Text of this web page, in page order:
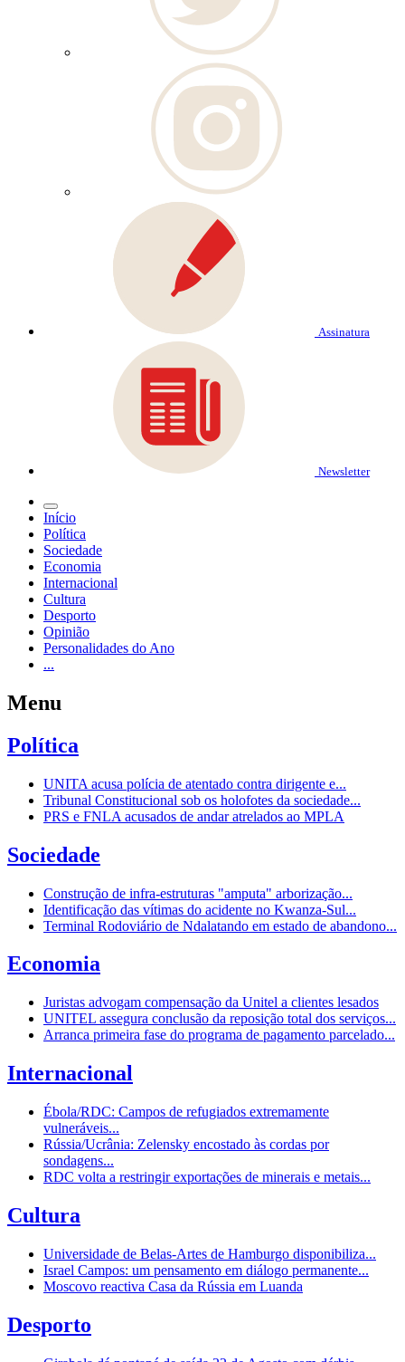
Assinatura
Newsletter
Início
Política
Sociedade
Economia
Internacional
Cultura
Desporto
Opinião
Personalidades do Ano
...
Menu
Política
UNITA acusa polícia de atentado contra dirigente e...
Tribunal Constitucional sob os holofotes da sociedade...
PRS e FNLA acusados de andar atrelados ao MPLA
Sociedade
Construção de infra-estruturas "amputa" arborização...
Identificação das vítimas do acidente no Kwanza-Sul...
Terminal Rodoviário de Ndalatando em estado de abandono...
Economia
Juristas advogam compensação da Unitel a clientes lesados
UNITEL assegura conclusão da reposição total dos serviços...
Arranca primeira fase do programa de pagamento parcelado...
Internacional
Ébola/RDC: Campos de refugiados extremamente
vulneráveis...
Rússia/Ucrânia: Zelensky encostado às cordas por
sondagens...
RDC volta a restringir exportações de minerais e metais...
Cultura
Universidade de Belas-Artes de Hamburgo disponibiliza...
Israel Campos: um pensamento em diálogo permanente...
Moscovo reactiva Casa da Rússia em Luanda
Desporto